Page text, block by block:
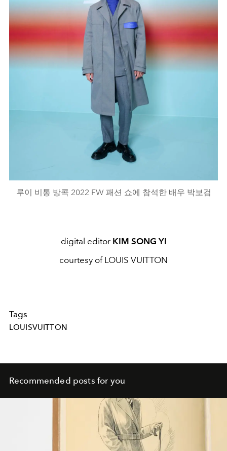
루이 비통 방콕 2022 FW 패션 쇼에 참석한 배우 박보검
digital editor KIM SONG YI
courtesy of LOUIS VUITTON
Tags
LOUISVUITTON
Recommended posts for you